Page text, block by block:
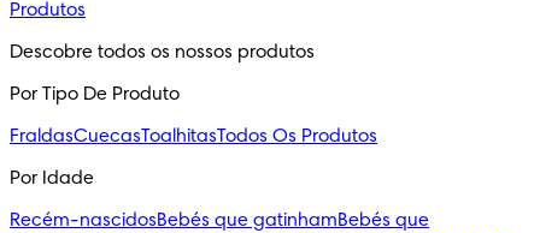
Produtos
Descobre todos os nossos produtos
Por Tipo De Produto
FraldasCuecasToalhitasTodos Os Produtos
Por Idade
Recém-nascidosBebés que gatinhamBebés que